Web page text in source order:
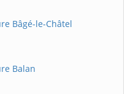
Bâgé-le-Châtel
Balan